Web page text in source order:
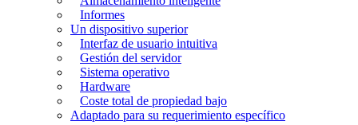
Informes
Un dispositivo superior
Interfaz de usuario intuitiva
Gestión del servidor
Sistema operativo
Hardware
Coste total de propiedad bajo
Adaptado para su requerimiento específico